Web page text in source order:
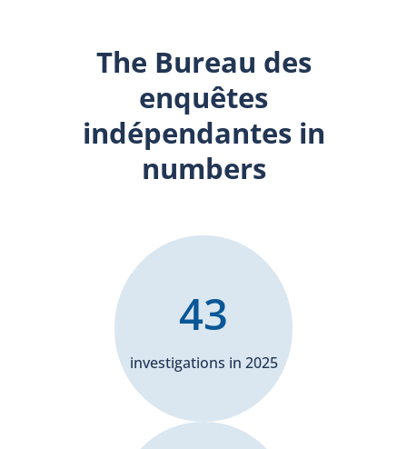
The Bureau des
enquêtes
indépendantes in
numbers
investigations in 2025
43